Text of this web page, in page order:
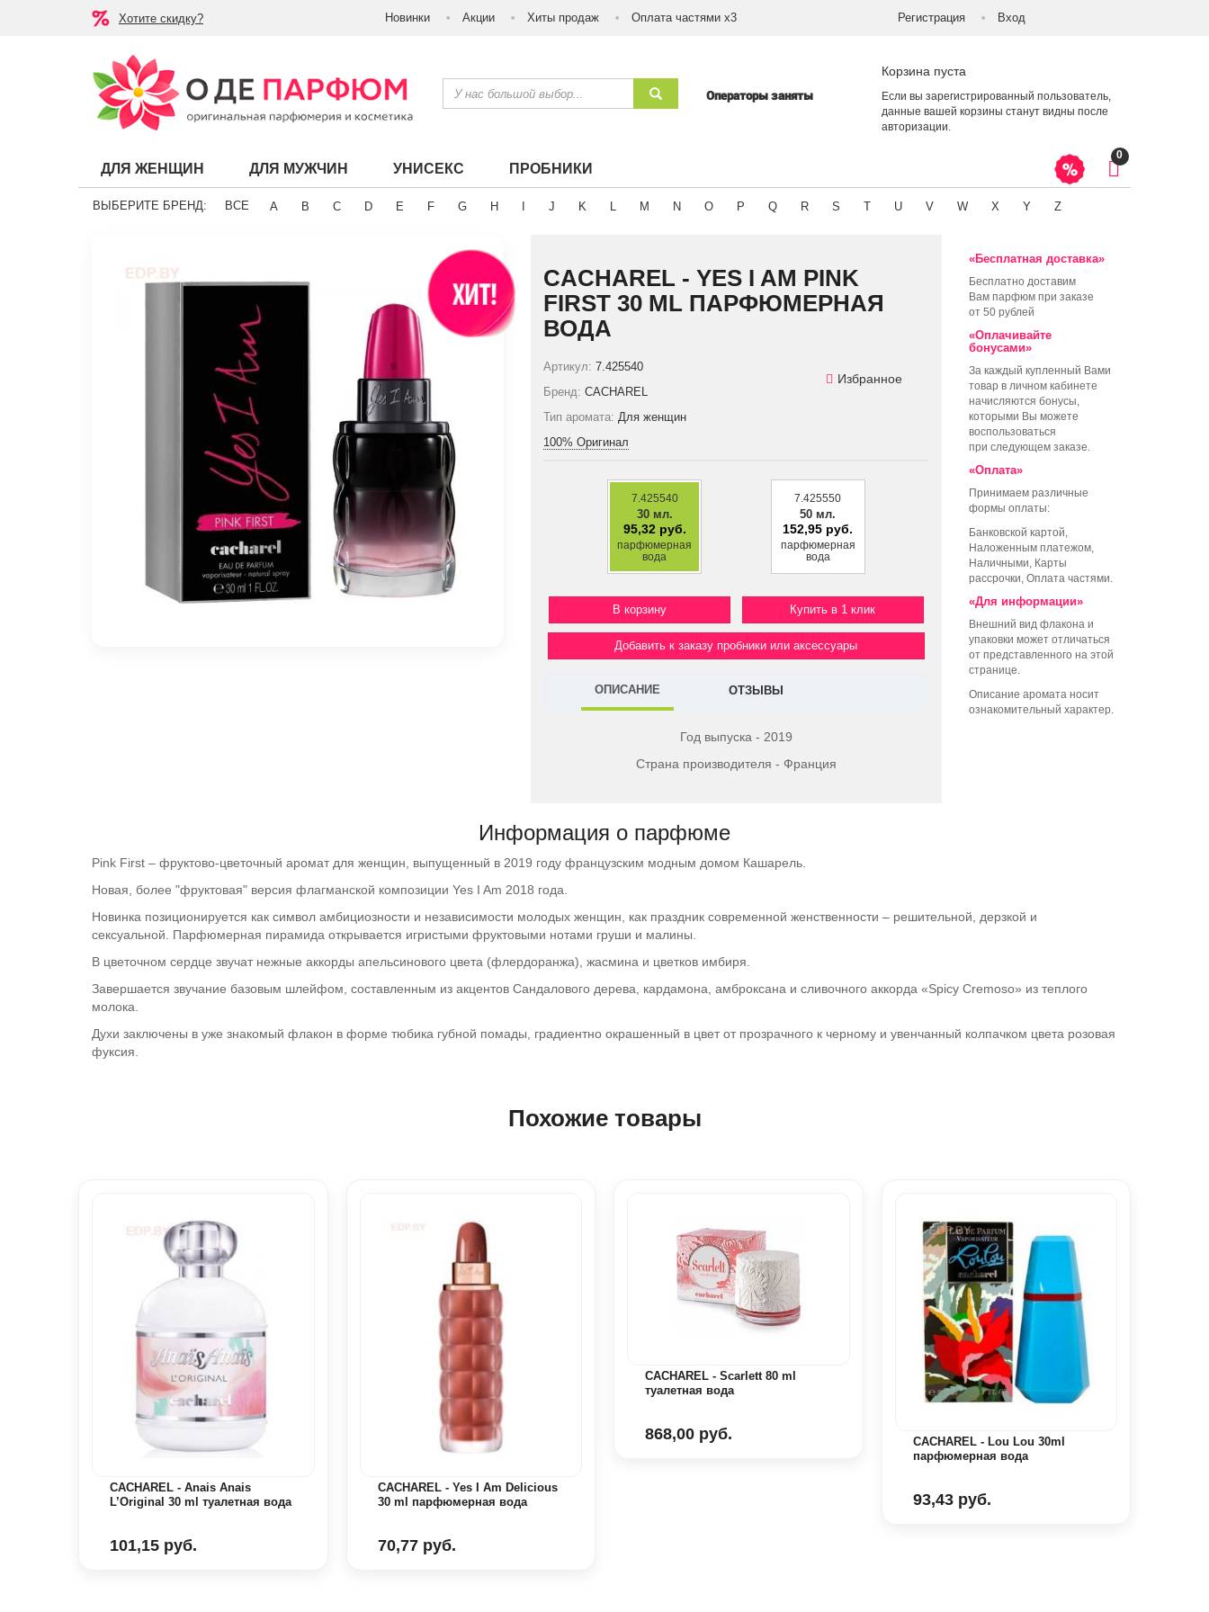
Хотите скидку? Новинки Акции Хиты продаж Оплата частями х3 Регистрация Вход
Операторы заняты
Корзина пуста
Если вы зарегистрированный пользователь,
данные вашей корзины станут видны после
авторизации
ДЛЯ ЖЕНЩИН ДЛЯ МУЖЧИН УНИСЕКС ПРОБНИКИ
0
ВЫБЕРИТЕ БРЕНД: ВСЕ A B C D E F G H J K L M N O P Q R S T U V W X Y Z
CACHAREL - YES I AM PINK
FIRST 30 ML ПАРФЮМЕРНАЯ
ВОДА
Артикул: 7.425540
Бренд: CACHAREL
Тип аромата: Для женщин
100% Оригинал
Избранное
7.425540
30 мл.
95,32 руб.
парфюмерная
вода
7.425550
50 мл.
152,95 руб.
парфюмерная
вода
Купить в 1 клик
Добавить к заказу пробники или аксессуары
ОПИСАНИЕ ОТЗЫВЫ
Год выпуска - 2019
Страна производителя - Франция
«Бесплатная доставка»
Бесплатно доставим
Вам парфюм при заказе
от 50 рублей
«Оплачивайте
бонусами»
За каждый купленный Вами
товар в личном кабинете
начисляются бонусы,
которыми Вы можете
воспользоваться
при следующем заказе.
«Оплата»
Принимаем различные
формы оплаты:
Банковской картой,
Наложенным платежом,
Наличными, Карты
рассрочки, Оплата частями.
«Для информации»
Внешний вид флакона и
упаковки может отличаться
от представленного на этой
странице.
Описание аромата носит
ознакомительный характер.
Информация о парфюме
Pink First – фруктово-цветочный аромат для женщин, выпущенный в 2019 году французским модным домом Кашарель.
Новая, более "фруктовая" версия флагманской композиции Yes I Am 2018 года.
Новинка позиционируется как символ амбициозности и независимости молодых женщин, как праздник современной женственности – решительной, дерзкой и
сексуальной. Парфюмерная пирамида открывается игристыми фруктовыми нотами груши и малины.
В цветочном сердце звучат нежные аккорды апельсинового цвета (флердоранжа), жасмина и цветков имбиря.
Завершается звучание базовым шлейфом, составленным из акцентов Сандалового дерева, кардамона, амброксана и сливочного аккорда «Spicy Cremoso» из теплого
молока.
Духи заключены в уже знакомый флакон в форме тюбика губной помады, градиентно окрашенный в цвет от прозрачного к черному и увенчанный колпачком цвета розовая
фуксия.
Похожие товары
CACHAREL - Anais Anais
L’Original 30 ml туалетная вода
101,15 руб.
CACHAREL - Yes I Am Delicious
30 ml парфюмерная вода
70,77 руб.
CACHAREL - Scarlett 80 ml
туалетная вода
868,00 руб.
CACHAREL - Lou Lou 30ml
парфюмерная вода
93,43 руб.